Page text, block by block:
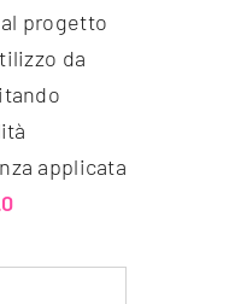
progetto
da
applicata